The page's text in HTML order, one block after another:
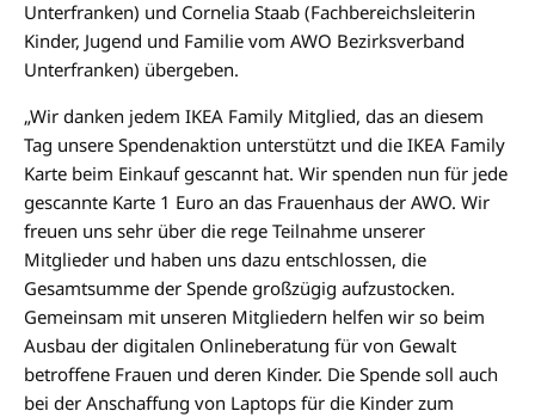
Unterfranken) und Cornelia Staab (Fachbereichsleiterin
Kinder, Jugend und Familie vom AWO Bezirksverband
Unterfranken) übergeben.
„Wir danken jedem IKEA Family Mitglied, das an diesem
Tag unsere Spendenaktion unterstützt und die IKEA Family
Karte beim Einkauf gescannt hat. Wir spenden nun für jede
gescannte Karte 1 Euro an das Frauenhaus der AWO. Wir
freuen uns sehr über die rege Teilnahme unserer
Mitglieder und haben uns dazu entschlossen, die
Gesamtsumme der Spende großzügig aufzustocken.
Gemeinsam mit unseren Mitgliedern helfen wir so beim
Ausbau der digitalen Onlineberatung für von Gewalt
betroffene Frauen und deren Kinder. Die Spende soll auch
bei der Anschaffung von Laptops für die Kinder zum